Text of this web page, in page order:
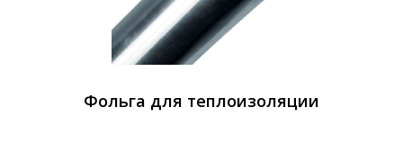
Фольга для теплоизоляции